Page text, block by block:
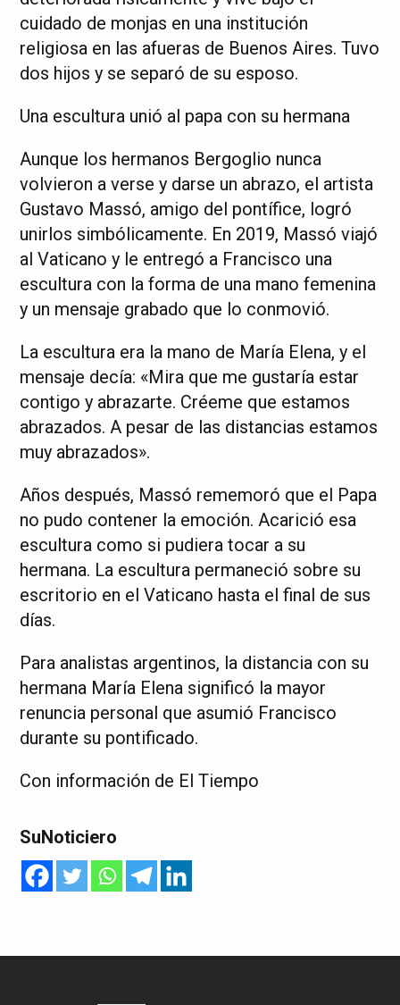
cuidado de monjas en una institución
religiosa en las afueras de Buenos Aires. Tuvo
dos hijos y se separó de su esposo.
Una escultura unió al papa con su hermana
Aunque los hermanos Bergoglio nunca
volvieron a verse y darse un abrazo, el artista
Gustavo Massó, amigo del pontífice, logró
unirlos simbólicamente. En 2019, Massó viajó
al Vaticano y le entregó a Francisco una
escultura con la forma de una mano femenina
y un mensaje grabado que lo conmovió.
La escultura era la mano de María Elena, y el
mensaje decía: «Mira que me gustaría estar
contigo y abrazarte. Créeme que estamos
abrazados. A pesar de las distancias estamos
muy abrazados».
Años después, Massó rememoró que el Papa
no pudo contener la emoción. Acarició esa
escultura como si pudiera tocar a su
hermana. La escultura permaneció sobre su
escritorio en el Vaticano hasta el final de sus
días.
Para analistas argentinos, la distancia con su
hermana María Elena significó la mayor
renuncia personal que asumió Francisco
durante su pontificado.
Con información de El Tiempo
SuNoticiero